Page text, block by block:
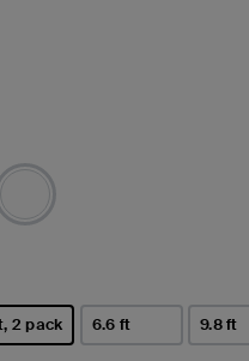
2 pack 6.6 ft 9.8 ft